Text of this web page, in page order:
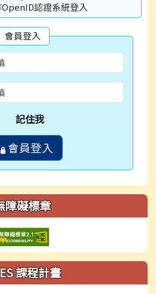
認證系統登入
會員登入
記住我
會員登入
障礙標章
課程計畫